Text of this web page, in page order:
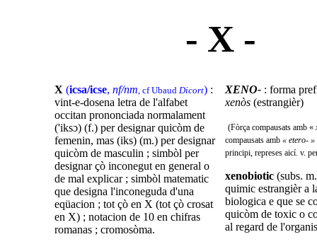
- X -
X (icsa/icse, nf/nm, cf Ubaud Dicort) :
vint-e-dosena letra de l'alfabet
occitan prononciada normalament
('iksɔ) (f.) per designar quicòm de
femenin, mas (iks) (m.) per designar
quicòm de masculin ; simbòl per
designar çò inconegut en general o
de mal explicar ; simbòl matematic
que designa l'inconeguda d'una
eqüacion ; tot çò en X (tot çò crosat
en X) ; notacion de 10 en chifras
romanas ; cromosòma.
XENO- : forma
xenòs (estrangièr)
(Fòrça compausats amb «
compausats amb « etero- »
principi, represes aicí. v.
xenobiotic (subs.
quimic estrangièr a
biologica e que se
quicòm de toxic o
al regard de